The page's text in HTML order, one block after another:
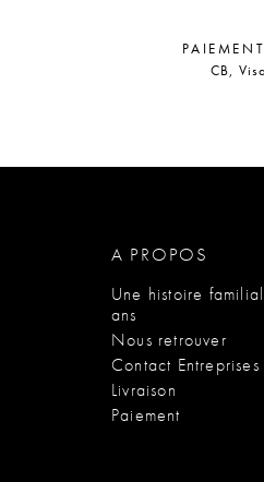
CB,
A PROPOS
Une histoire
ans
Nous retrouver
Contact Entreprises
Livraison
Paiement